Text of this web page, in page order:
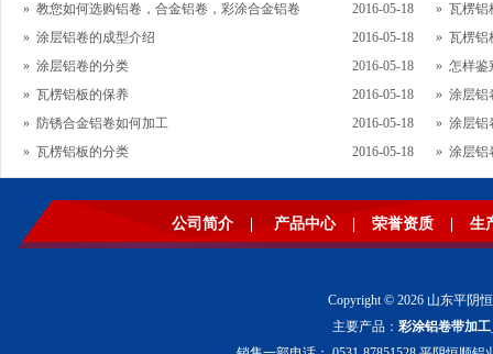
2016-05-18
» 教您如何选购铝卷，合金铝卷，彩涂合金铝卷 » 瓦楞铝
2016-05-18
» 涂层铝卷的成型介绍 » 瓦楞铝
2016-05-18
» 涂层铝卷的分类 » 怎样鉴
2016-05-18
» 瓦楞铝板的保养 » 涂层铝
2016-05-18
» 防锈合金铝卷如何加工 » 涂层铝
2016-05-18
» 瓦楞铝板的分类 » 涂层铝
公司简介 产品中心 荣誉资质 生
Copyright © 2026 山东平阴
主要产品：彩涂铝卷带加工